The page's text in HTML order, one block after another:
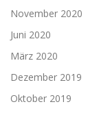
November 2020
Juni 2020
März 2020
Dezember 2019
Oktober 2019